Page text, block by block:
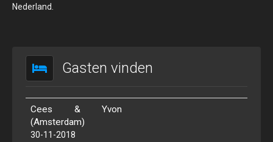
Nederland.
Gasten vinden
Cees & Yvon
(Amsterdam)
30-11-2018